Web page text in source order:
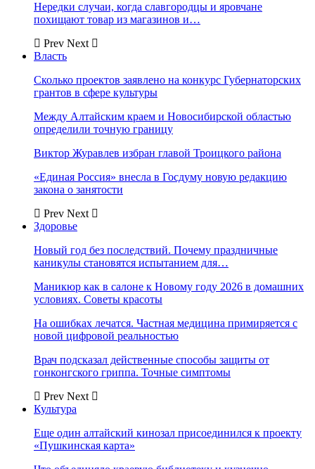
Нередки случаи, когда славгородцы и яровчане
похищают товар из магазинов и…
Prev Next
Власть
Сколько проектов заявлено на конкурс Губернаторских
грантов в сфере культуры
Между Алтайским краем и Новосибирской областью
определили точную границу
Виктор Журавлев избран главой Троицкого района
«Единая Россия» внесла в Госдуму новую редакцию
закона о занятости
Prev Next
Здоровье
Новый год без последствий. Почему праздничные
каникулы становятся испытанием для…
Маникюр как в салоне к Новому году 2026 в домашних
условиях. Советы красоты
На ошибках лечатся. Частная медицина примиряется с
новой цифровой реальностью
Врач подсказал действенные способы защиты от
гонконгского гриппа. Точные симптомы
Prev Next
Культура
Еще один алтайский кинозал присоединился к проекту
«Пушкинская карта»